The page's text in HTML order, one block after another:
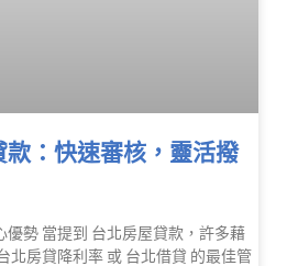
：快速審核，靈活撥
勢 當提到 台北房屋貸款，許多藉
北房貸降利率 或 台北借貸 的最佳管